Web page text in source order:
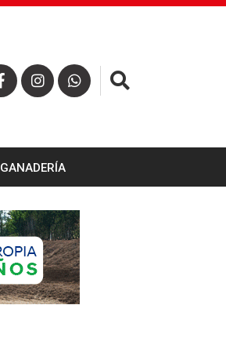
GANADERÍA